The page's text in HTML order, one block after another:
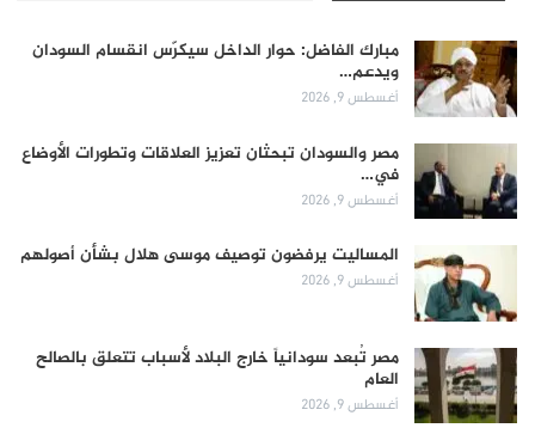
مبارك الفاضل: حوار الداخل سيكرّس انقسام السودان
ويدعم…
أغسطس 9, 2026
مصر والسودان تبحثان تعزيز العلاقات وتطورات الأوضاع
في…
أغسطس 9, 2026
المساليت يرفضون توصيف موسى هلال بشأن أصولهم
أغسطس 9, 2026
مصر تُبعد سودانياً خارج البلاد لأسباب تتعلق بالصالح
العام
أغسطس 9, 2026